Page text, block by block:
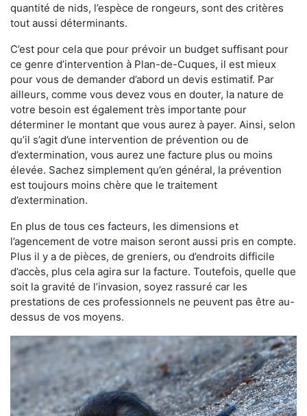
quantité de nids, l’espèce de rongeurs, sont des critères
tout aussi déterminants.
C’est pour cela que pour prévoir un budget suffisant pour
ce genre d’intervention à Plan-de-Cuques, il est mieux
pour vous de demander d’abord un devis estimatif. Par
ailleurs, comme vous devez vous en douter, la nature de
votre besoin est également très importante pour
déterminer le montant que vous aurez à payer. Ainsi, selon
qu’il s’agit d’une intervention de prévention ou de
d’extermination, vous aurez une facture plus ou moins
élevée. Sachez simplement qu’en général, la prévention
est toujours moins chère que le traitement
d’extermination.
En plus de tous ces facteurs, les dimensions et
l’agencement de votre maison seront aussi pris en compte.
Plus il y a de pièces, de greniers, ou d’endroits difficile
d’accès, plus cela agira sur la facture. Toutefois, quelle que
soit la gravité de l’invasion, soyez rassuré car les
prestations de ces professionnels ne peuvent pas être au-
dessus de vos moyens.